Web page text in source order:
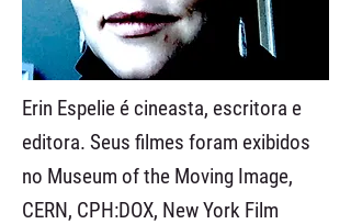
Erin Espelie é cineasta, escritora e
editora. Seus filmes foram exibidos
no Museum of the Moving Image,
CERN, CPH:DOX, New York Film